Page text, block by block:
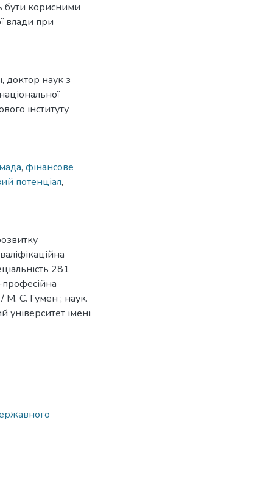
бути корисними
влади при
доктор наук з
інституту
, фінансове
потенціал,
281
професійна
/ М. С. Гумен ; наук.
університет імені